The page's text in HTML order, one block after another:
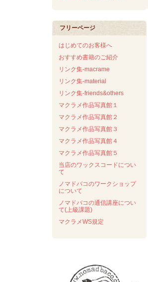
フリーページ
はじめてのお客様へ
おすすめ書籍のご紹介
リンク集-macrame
リンク集-material
リンク集-friends&others
マクラメ作品写真館１
マクラメ作品写真館２
マクラメ作品写真館３
マクラメ作品写真館４
マクラメ作品写真館５
当店のワックスコードについ
て
ノマドバコのワークショップ
について
ノマドバコの通信講座につい
て(上級課題)
マクラメWS規定